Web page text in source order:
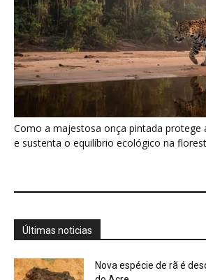
Como a majestosa onça pintada protege
e sustenta o equilíbrio ecológico na
Últimas noticias
Nova espécie de rã é